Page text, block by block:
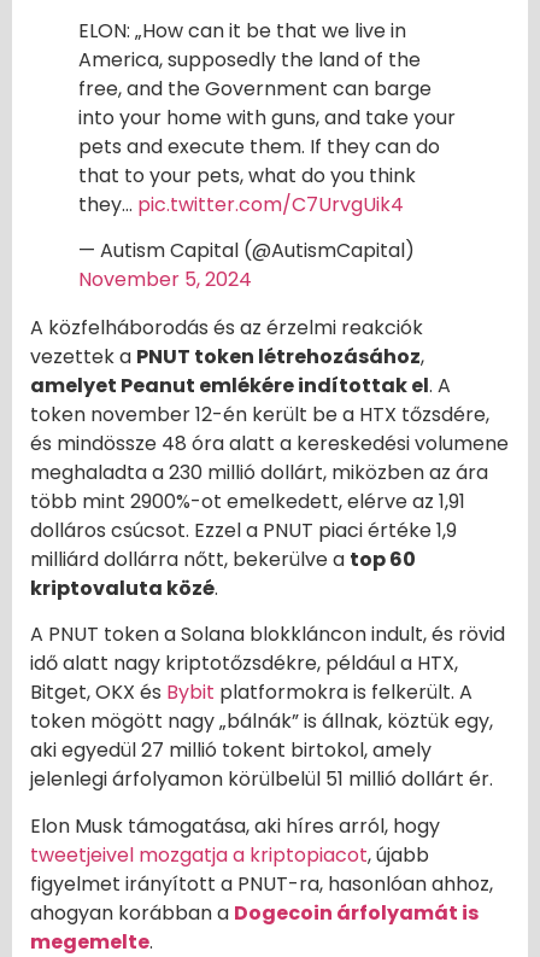
ELON: „How can it be that we live in
America, supposedly the land of the
free, and the Government can barge
into your home with guns, and take your
pets and execute them. If they can do
that to your pets, what do you think
they… pic.twitter.com/C7UrvgUik4
— Autism Capital (@AutismCapital)
November 5, 2024
A közfelháborodás és az érzelmi reakciók
vezettek a PNUT token létrehozásához,
amelyet Peanut emlékére indítottak el. A
token november 12-én került be a HTX tőzsdére,
és mindössze 48 óra alatt a kereskedési volumene
meghaladta a 230 millió dollárt, miközben az ára
több mint 2900%-ot emelkedett, elérve az 1,91
dolláros csúcsot. Ezzel a PNUT piaci értéke 1,9
milliárd dollárra nőtt, bekerülve a top 60
kriptovaluta közé.
A PNUT token a Solana blokkláncon indult, és rövid
idő alatt nagy kriptotőzsdékre, például a HTX,
Bitget, OKX és Bybit platformokra is felkerült. A
token mögött nagy „bálnák” is állnak, köztük egy,
aki egyedül 27 millió tokent birtokol, amely
jelenlegi árfolyamon körülbelül 51 millió dollárt ér.
Elon Musk támogatása, aki híres arról, hogy
tweetjeivel mozgatja a kriptopiacot, újabb
figyelmet irányított a PNUT-ra, hasonlóan ahhoz,
ahogyan korábban a Dogecoin árfolyamát is
megemelte.